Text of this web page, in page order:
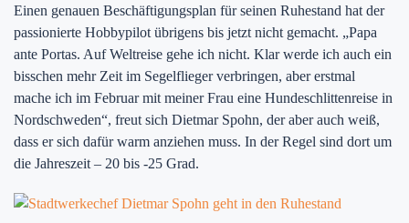
Einen genauen Beschäftigungsplan für seinen Ruhestand hat der
passionierte Hobbypilot übrigens bis jetzt nicht gemacht. „Papa
ante Portas. Auf Weltreise gehe ich nicht. Klar werde ich auch ein
bisschen mehr Zeit im Segelflieger verbringen, aber erstmal
mache ich im Februar mit meiner Frau eine Hundeschlittenreise in
Nordschweden“, freut sich Dietmar Spohn, der aber auch weiß,
dass er sich dafür warm anziehen muss. In der Regel sind dort um
die Jahreszeit – 20 bis -25 Grad.